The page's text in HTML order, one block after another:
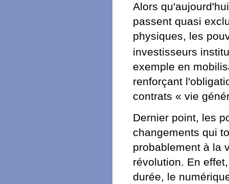
Alors
passent quasi
physiques, les
investisseurs
exemple en
renforçant
contrats « vie
Dernier point, les
changements qui
probablement à la
révolution. En
durée, le